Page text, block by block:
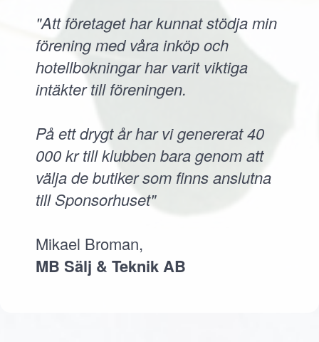
"Att företaget har kunnat stödja min
förening med våra inköp och
hotellbokningar har varit viktiga
intäkter till föreningen.
På ett drygt år har vi genererat 40
000 kr till klubben bara genom att
välja de butiker som finns anslutna
till Sponsorhuset"
Mikael Broman,
MB Sälj & Teknik AB